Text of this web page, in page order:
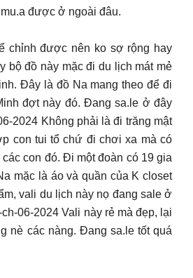
được ở ngoài đâu.
chỉnh được nên ko sợ rộng hay
bộ đồ này mặc đi du lịch mát mẻ
Đây là đồ Na mang theo để đi
đợt này đó. Đang sa.le ở đây
2024 Không phải là đi trăng mật
con tui tổ chứ đi chơi xa mà có
con đó. Đi một đoàn có 19 gia
mặc là áo và quần của K closet
vali du lịch này nọ đang sale ở
06-2024 Vali này rẻ mà đẹp, lại
nè các nàng. Đang sa.le tốt quá